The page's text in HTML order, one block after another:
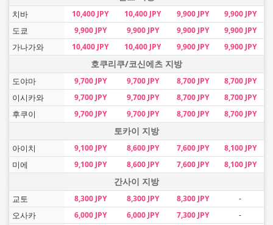
치바 10,400 JPY 10,400 JPY 9,900 JPY 9,900 JPY
도쿄 9,900 JPY 9,900 JPY 9,900 JPY 9,900 JPY
가나가와 10,400 JPY 10,400 JPY 9,900 JPY 9,900 JPY
호쿠리쿠/코신에츠 지방
도야마 9,700 JPY 9,700 JPY 8,700 JPY 8,700 JPY
이시카와 9,700 JPY 9,700 JPY 8,700 JPY 8,700 JPY
후쿠이 9,700 JPY 9,700 JPY 8,700 JPY 8,700 JPY
토카이 지방
아이치 9,100 JPY 8,600 JPY 7,600 JPY 8,100 JPY
미에 9,100 JPY 8,600 JPY 7,600 JPY 8,100 JPY
간사이 지방
교토 8,300 JPY 8,300 JPY 8,300 JPY -
오사카 6,000 JPY 6,000 JPY 7,300 JPY -